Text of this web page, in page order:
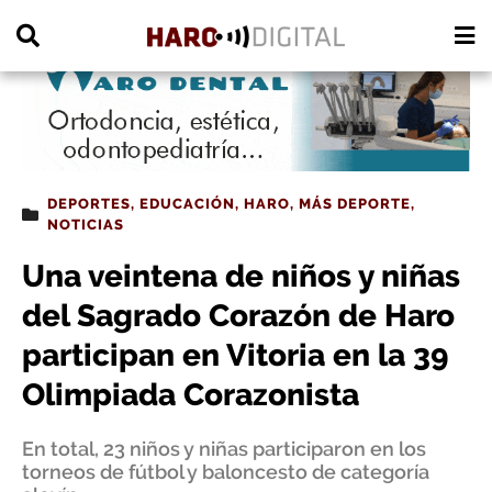
DEPORTES, EDUCACIÓN, HARO, MÁS DEPORTE,
NOTICIAS
Una veintena de niños y niñas
del Sagrado Corazón de Haro
participan en Vitoria en la 39
Olimpiada Corazonista
En total, 23 niños y niñas participaron en los
torneos de fútbol y baloncesto de categoría